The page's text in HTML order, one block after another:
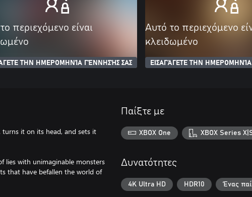
περιεχόμενο είναι
ΤΗΝ ΗΜΕΡΟΜΗΝΊΑ ΓΈΝΝΗΣΉΣ ΣΑΣ
Αυτό το περιεχόμενο
κλειδωμένο
ΕΙΣΑΓΆΓΕΤΕ ΤΗΝ
turns it on its head, and sets it
lies with unimaginable monsters
that have befallen the world of
Παίξτε με
XBOX One XBOX Series
Δυνατότητες
4K Ultra HD HDR10 Ένας